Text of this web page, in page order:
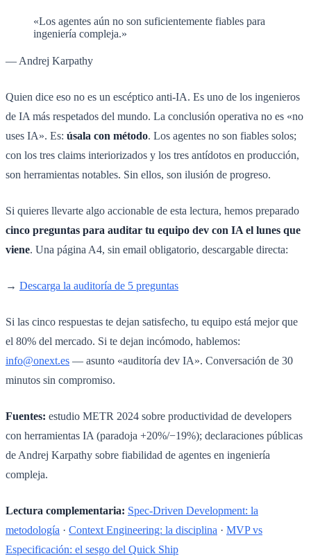
«Los agentes aún no son suficientemente fiables para
ingeniería compleja.»
— Andrej Karpathy
Quien dice eso no es un escéptico anti-IA. Es uno de los ingenieros
de IA más respetados del mundo. La conclusión operativa no es «no
uses IA». Es: úsala con método. Los agentes no son fiables solos;
con los tres claims interiorizados y los tres antídotos en producción,
son herramientas notables. Sin ellos, son ilusión de progreso.
Si quieres llevarte algo accionable de esta lectura, hemos preparado
cinco preguntas para auditar tu equipo dev con IA el lunes que
viene. Una página A4, sin email obligatorio, descargable directa:
→ Descarga la auditoría de 5 preguntas
Si las cinco respuestas te dejan satisfecho, tu equipo está mejor que
el 80% del mercado. Si te dejan incómodo, hablemos:
info@onext.es — asunto «auditoría dev IA». Conversación de 30
minutos sin compromiso.
Fuentes: estudio METR 2024 sobre productividad de developers
con herramientas IA (paradoja +20%/−19%); declaraciones públicas
de Andrej Karpathy sobre fiabilidad de agentes en ingeniería
compleja.
Lectura complementaria: Spec-Driven Development: la
metodología · Context Engineering: la disciplina · MVP vs
Especificación: el sesgo del Quick Ship